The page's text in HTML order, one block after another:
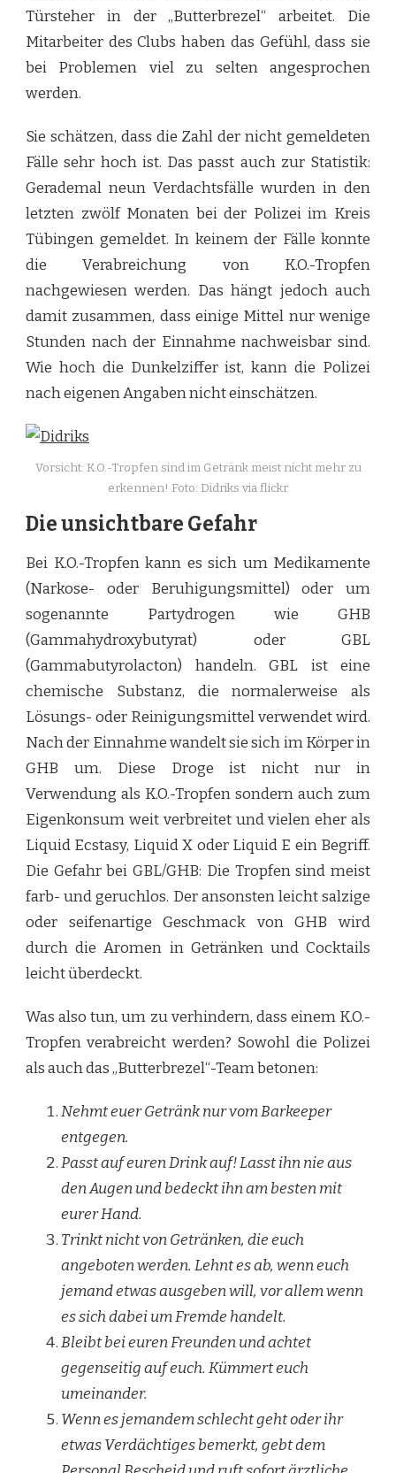
Türsteher in der „Butterbrezel“ arbeitet. Die
Mitarbeiter des Clubs haben das Gefühl, dass sie
bei Problemen viel zu selten angesprochen
werden.
Sie schätzen, dass die Zahl der nicht gemeldeten
Fälle sehr hoch ist. Das passt auch zur Statistik:
Gerademal neun Verdachtsfälle wurden in den
letzten zwölf Monaten bei der Polizei im Kreis
Tübingen gemeldet. In keinem der Fälle konnte
die Verabreichung von K.O.-Tropfen
nachgewiesen werden. Das hängt jedoch auch
damit zusammen, dass einige Mittel nur wenige
Stunden nach der Einnahme nachweisbar sind.
Wie hoch die Dunkelziffer ist, kann die Polizei
nach eigenen Angaben nicht einschätzen.
Vorsicht: K.O.-Tropfen sind im Getränk meist nicht mehr zu
erkennen! Foto: Didriks via flickr
Die unsichtbare Gefahr
Bei K.O.-Tropfen kann es sich um Medikamente
(Narkose- oder Beruhigungsmittel) oder um
sogenannte Partydrogen wie GHB
(Gammahydroxybutyrat) oder GBL
(Gammabutyrolacton) handeln. GBL ist eine
chemische Substanz, die normalerweise als
Lösungs- oder Reinigungsmittel verwendet wird.
Nach der Einnahme wandelt sie sich im Körper in
GHB um. Diese Droge ist nicht nur in
Verwendung als K.O.-Tropfen sondern auch zum
Eigenkonsum weit verbreitet und vielen eher als
Liquid Ecstasy, Liquid X oder Liquid E ein Begriff.
Die Gefahr bei GBL/GHB: Die Tropfen sind meist
farb- und geruchlos. Der ansonsten leicht salzige
oder seifenartige Geschmack von GHB wird
durch die Aromen in Getränken und Cocktails
leicht überdeckt.
Was also tun, um zu verhindern, dass einem K.O.-
Tropfen verabreicht werden? Sowohl die Polizei
als auch das „Butterbrezel“-Team betonen:
Nehmt euer Getränk nur vom Barkeeper
entgegen.
Passt auf euren Drink auf! Lasst ihn nie aus
den Augen und bedeckt ihn am besten mit
eurer Hand.
Trinkt nicht von Getränken, die euch
angeboten werden. Lehnt es ab, wenn euch
jemand etwas ausgeben will, vor allem wenn
es sich dabei um Fremde handelt.
Bleibt bei euren Freunden und achtet
gegenseitig auf euch. Kümmert euch
umeinander.
Wenn es jemandem schlecht geht oder ihr
etwas Verdächtiges bemerkt, gebt dem